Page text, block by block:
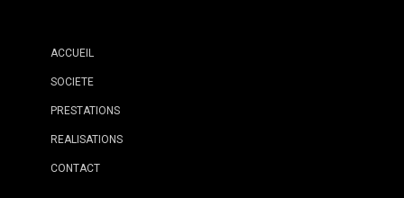
ACCUEIL
SOCIETE
PRESTATIONS
REALISATIONS
CONTACT